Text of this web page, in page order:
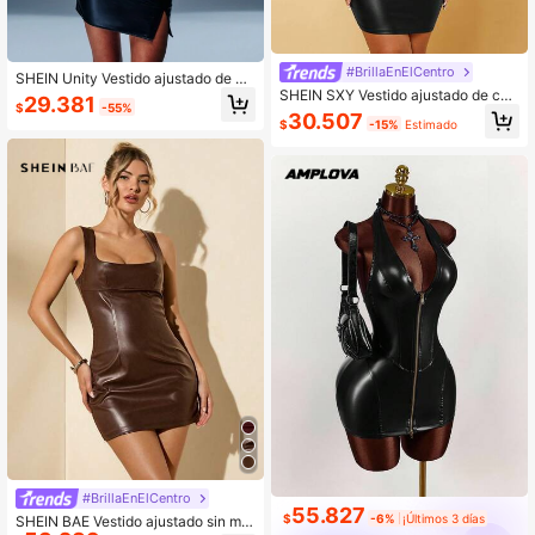
SHEIN Unity Vestido ajustado de pi
el sintética con cinturón y sin tirant
es, extra grande
$29.381 -55%
#BrillaEnElCentro
SHEIN BAE Vestido ajustado sin ma
#BrillaEnElCentro
SHEIN SXY Vestido ajustado de cue
llo de barco de piel sintética
$30.507 -15% Estimado
$55.827 -6% ¡Últimos 3 días